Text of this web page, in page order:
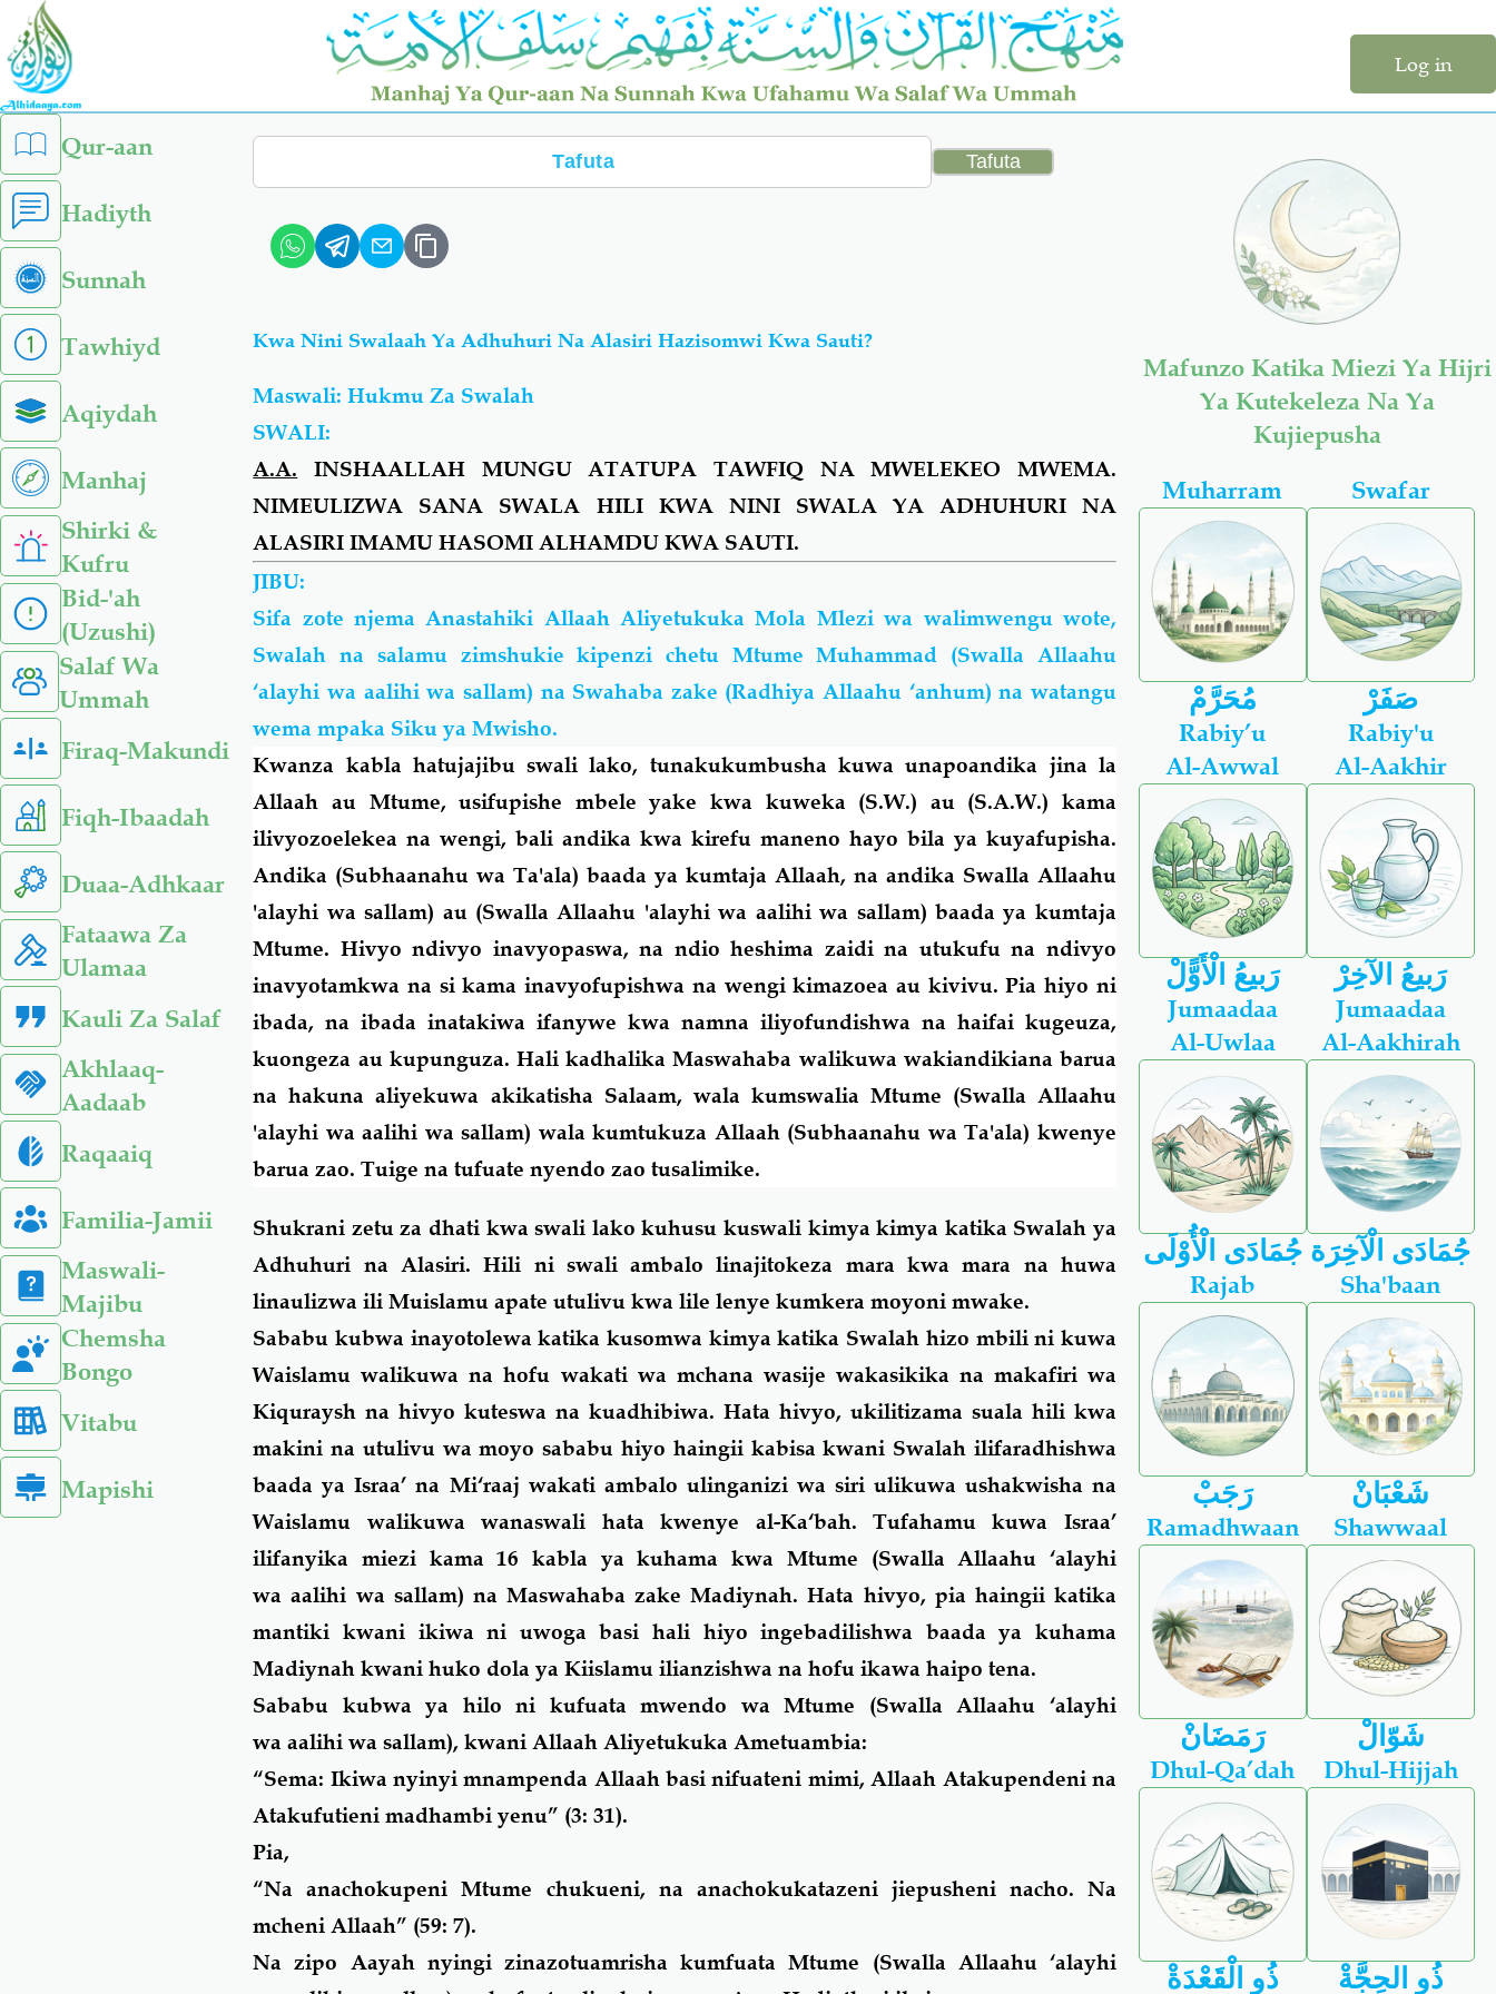
Skip
main
content
Log in
left
sidebar
menu
Qur-aan
Hadiyth
Sunnah
Tawhiyd
Aqiydah
Manhaj
Shirki &
Kufru
Bid-'ah
(Uzushi)
Salaf Wa
Ummah
Firaq-Makundi
Fiqh-Ibaadah
Duaa-Adhkaar
Fataawa Za
Ulamaa
Kauli Za Salaf
Akhlaaq-
Aadaab
Raqaaiq
Familia-Jamii
Maswali-
Majibu
Chemsha
Bongo
Vitabu
Mapishi
Search
Kwa Nini Swalaah Ya Adhuhuri Na Alasiri Hazisomwi Kwa Sauti?
Maswali: Hukmu Za Swalah
SWALI:
A.A. INSHAALLAH MUNGU ATATUPA TAWFIQ NA MWELEKEO MWEMA.
NIMEULIZWA SANA SWALA HILI KWA NINI SWALA YA ADHUHURI NA
ALASIRI IMAMU HASOMI ALHAMDU KWA SAUTI.
JIBU:
Sifa zote njema Anastahiki Allaah Aliyetukuka Mola Mlezi wa walimwengu wote,
Swalah na salamu zimshukie kipenzi chetu Mtume Muhammad (Swalla Allaahu
‘alayhi wa aalihi wa sallam) na Swahaba zake (Radhiya Allaahu ‘anhum) na watangu
wema mpaka Siku ya Mwisho.
Kwanza kabla hatujajibu swali lako, tunakukumbusha kuwa unapoandika jina la
Allaah au Mtume, usifupishe mbele yake kwa kuweka (S.W.) au (S.A.W.) kama
ilivyozoelekea na wengi, bali andika kwa kirefu maneno hayo bila ya kuyafupisha.
Andika (Subhaanahu wa Ta'ala) baada ya kumtaja Allaah, na andika Swalla Allaahu
'alayhi wa sallam) au (Swalla Allaahu 'alayhi wa aalihi wa sallam) baada ya kumtaja
Mtume. Hivyo ndivyo inavyopaswa, na ndio heshima zaidi na utukufu na ndivyo
inavyotamkwa na sikama inavyofupishwa na wengi kimazoea au kivivu. Pia hiyo ni
ibada, na ibada inatakiwa ifanywe kwa namna iliyofundishwa na haifai kugeuza,
kuongeza au kupunguza. Hali kadhalika Maswahaba walikuwa wakiandikiana barua
na hakuna aliyekuwa akikatisha Salaam, wala kumswalia Mtume (Swalla Allaahu
'alayhi wa aalihi wa sallam) wala kumtukuza Allaah (Subhaanahu wa Ta'ala) kwenye
barua zao. Tuige na tufuate nyendo zao tusalimike.
Shukrani zetu za dhati kwa swali lako kuhusu kuswali kimya kimya katika Swalah ya
Adhuhuri na Alasiri. Hili ni swali ambalo linajitokeza mara kwa mara na huwa
linaulizwa ili Muislamu apate utulivu kwa lile lenye kumkera moyoni mwake.
Sababu kubwa inayotolewa katika kusomwa kimya katika Swalah hizo mbili ni kuwa
Waislamu walikuwa na hofu wakati wa mchana wasije wakasikika na makafiri wa
Kiquraysh na hivyo kuteswa na kuadhibiwa. Hata hivyo, ukilitizama suala hili kwa
makini na utulivu wa moyo sababu hiyo haingii kabisa kwani Swalah ilifaradhishwa
baada ya Israa’ na Mi‘raaj wakati ambalo ulinganizi wa siri ulikuwa ushakwisha na
Waislamu walikuwa wanaswali hata kwenye al-Ka‘bah. Tufahamu kuwa Israa’
ilifanyika miezi kama 16 kabla ya kuhama kwa Mtume (Swalla Allaahu ‘alayhi
wa aalihi wa sallam) na Maswahaba zake Madiynah. Hata hivyo, pia haingii katika
mantiki kwani ikiwa ni uwoga basi hali hiyo ingebadilishwa baada ya kuhama
Madiynah kwani huko dola ya Kiislamu ilianzishwa na hofu ikawa haipo tena.
Sababu kubwa ya hilo ni kufuata mwendo wa Mtume (Swalla Allaahu ‘alayhi
wa aalihi wasallam), kwani Allaah Aliyetukuka Ametuambia:
“Sema: Ikiwa nyinyi mnampenda Allaah basi nifuateni mimi, Allaah Atakupendeni na
Atakufutieni madhambi yenu” (3: 31).
Pia,
“Na anachokupeni Mtume chukueni, na anachokukatazeni jiepusheni nacho. Na
mcheni Allaah” (59: 7).
Na zipo Aayah nyingi zinazotuamrisha kumfuata Mtume (Swalla Allaahu ‘alayhi
Mafunzo Katika Miezi Ya Hijri
Ya Kutekeleza Na Ya
Kujiepusha
Muharram
مُحَرَّمْ
Swafar
صَفَرْ
Rabiy’u
Al-Awwal
رَبيعُ الْأَوًّلْ
Rabiy'u
Al-Aakhir
رَبيعُ الآخِرْ
Jumaadaa
Al-Uwlaa
جُمَادَى الْأُوْلَى
Jumaadaa
Al-Aakhirah
جُمَادَى الْآخِرَة
Rajab
رَجَبْ
Sha'baan
شَعْبَانْ
Ramadhwaan
رَمَضَانْ
Shawwaal
شَوّالْ
Dhul-Qa’dah
ذُو الْقَعْدَةْ
Dhul-Hijjah
ذُو الحِجَّةْ